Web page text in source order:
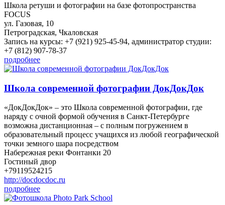
Школа ретуши и фотографии на базе фотопространства
FOCUS
ул. Газовая, 10
Петроградская, Чкаловская
Запись на курсы: +7 (921) 925-45-94, администратор студии:
+7 (812) 907-78-37
подробнее
Школа современной фотографии ДокДокДок
«ДокДокДок» – это Школа современной фотографии, где
наряду с очной формой обучения в Санкт-Петербурге
возможна дистанционная – с полным погружением в
образовательный процесс учащихся из любой географической
точки земного шара посредством
Набережная реки Фонтанки 20
Гостиный двор
+79119524215
http://docdocdoc.ru
подробнее